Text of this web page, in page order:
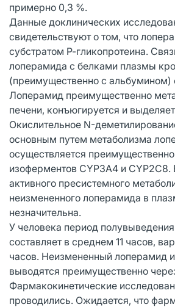
примерно 0,3 %.
Данные доклинических
свидетельствуют о том, что
субстратом Р-гликопротеина.
лоперамида с белками плазмы
(преимущественно с альбумином)
Лоперамид преимущественно
печени, конъюгируется и
Окислительное N-
основным путем метаболизма
осуществляется
изоферментов СYР3А4 и СYР2С8.
активного пресистемного
неизмененного лоперамида в
незначительна.
У человека период
составляет в среднем 11 часов,
часов. Неизмененный лоперамид
выводятся преимущественно
Фармакокинетические
проводились. Ожидается, что